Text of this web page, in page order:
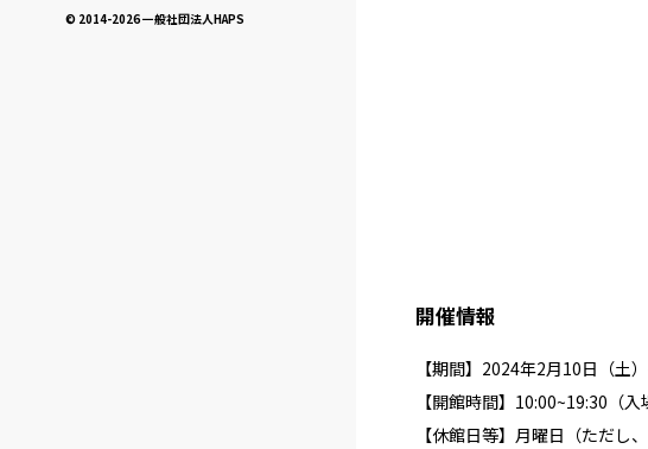
© 2014-2026 一般社団法人HAPS
開催情報
【期間】2024年2月10日（土
【開館時間】10:00~19:30（入
【休館日等】月曜日（ただし